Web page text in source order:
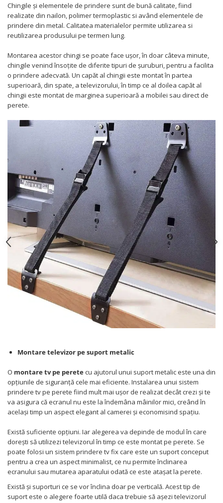
Chingile și elementele de prindere sunt de bună calitate, fiind
realizate din nailon, polimer termoplastic si având elementele de
prindere din metal. Calitatea materialelor permite utilizarea si
reutilizarea produsului pe termen lung.
Montarea acestor chingi se poate face ușor, în doar câteva minute,
chingile venind însoțite de diferite tipuri de șuruburi, pentru a facilita
o prindere adecvată. Un capăt al chingii este montat în partea
superioară, din spate, a televizorului, în timp ce al doilea capăt al
chingii este montat de marginea superioară a mobilei sau direct de
perete.
Montare televizor pe suport metalic
O montare tv pe peretecu ajutorul unui suport metalic este una din
opțiunile de siguranță cele mai eficiente. Instalarea unui sistem
prindere tv pe perete fiind mult mai ușor de realizat decât crezi și te
va asigura că ecranul nu este la îndemâna mâinilor mici, creând în
același timp un aspect elegant al camerei și economisind spațiu.
Există suficiente opțiuni. Iar alegerea va depinde de modul în care
dorești să utilizezi televizorul în timp ce este montat pe perete. Se
poate folosi un sistem prindere tv fix care este un suport conceput
pentru a crea un aspect minimalist, ce nu permite înclinarea
ecranului sau mutarea aparatului odată ce este atașat la perete.
Există și suporturi ce se vor înclina doar pe verticală. Acest tip de
suport este o alegere foarte utilă daca trebuie să așezi televizorul